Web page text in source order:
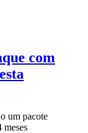
com
um pacote
meses